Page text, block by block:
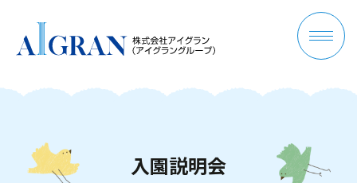
入園説明会